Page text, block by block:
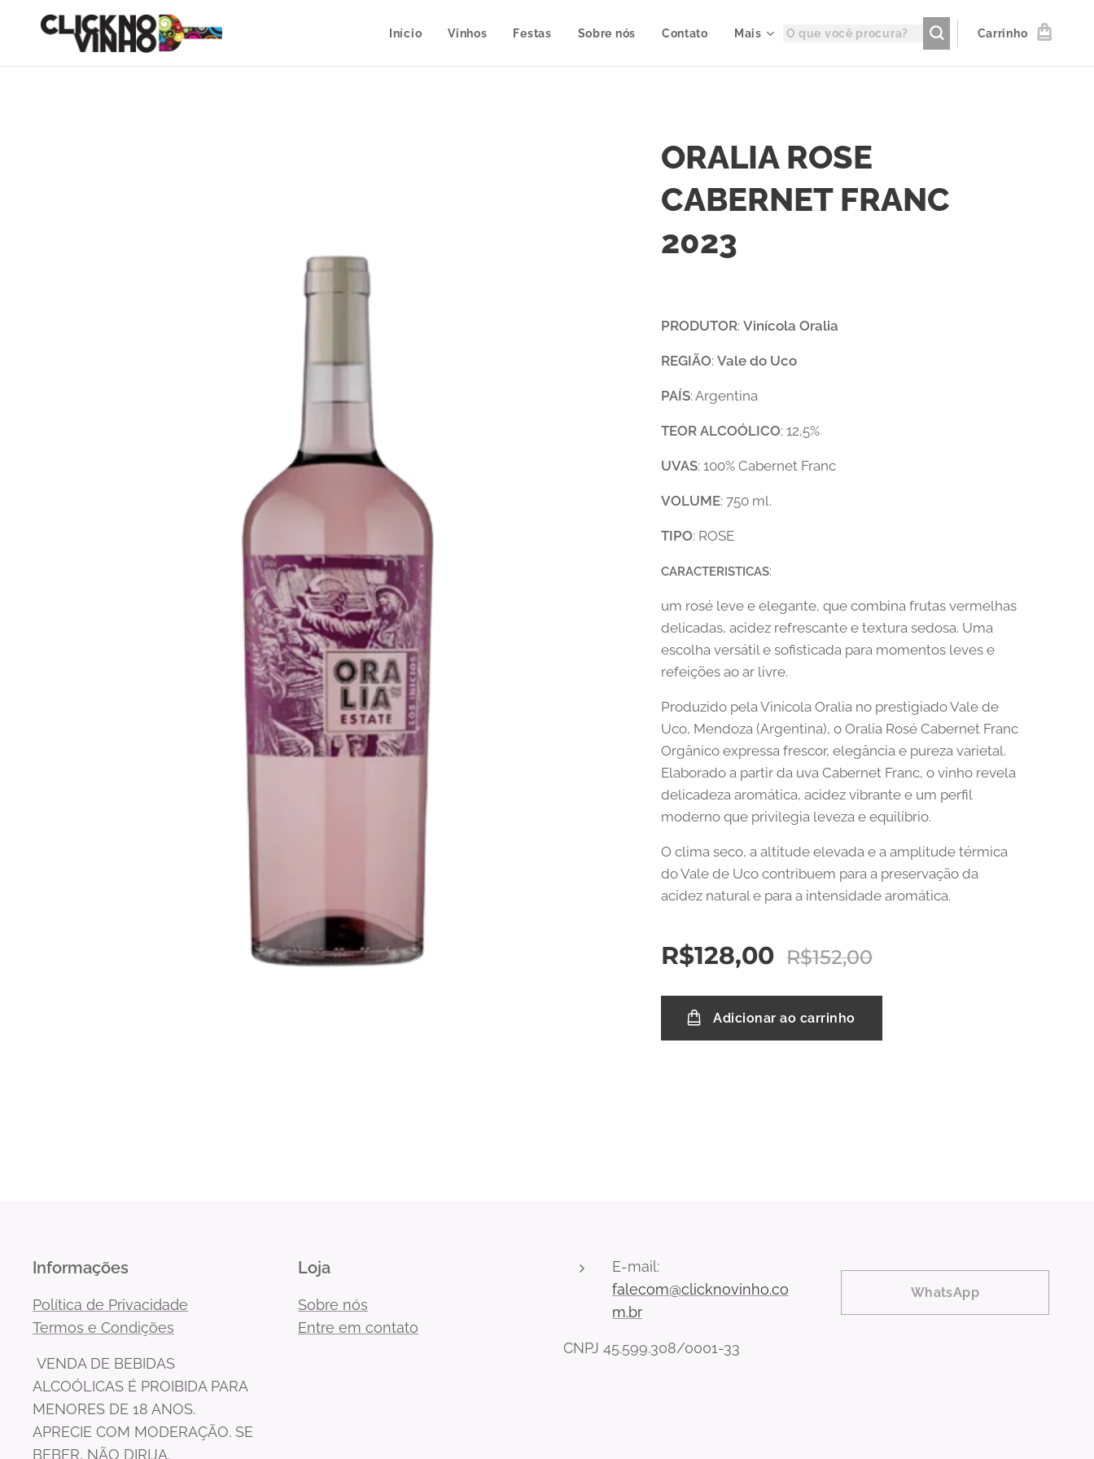
Início Vinhos Festas Sobre nós Contato Mais Carrinho
ORALIA ROSE
CABERNET FRANC
2023
PRODUTOR: Vinícola Oralia
REGIÃO: Vale do Uco
PAÍS: Argentina
TEOR ALCOÓLICO: 12,5%
UVAS: 100% Cabernet Franc
VOLUME: 750 ml.
TIPO: ROSE
CARACTERISTICAS:
um rosé leve e elegante, que combina frutas vermelhas
delicadas, acidez refrescante e textura sedosa. Uma
escolha versátil e sofisticada para momentos leves e
refeições ao ar livre.
Produzido pela Vinícola Oralia no prestigiado Vale de
Uco, Mendoza (Argentina), o Oralia Rosé Cabernet Franc
Orgânico expressa frescor, elegância e pureza varietal.
Elaborado a partir da uva Cabernet Franc, o vinho revela
delicadeza aromática, acidez vibrante e um perfil
moderno que privilegia leveza e equilíbrio.
O clima seco, a altitude elevada e a amplitude térmica
do Vale de Uco contribuem para a preservação da
acidez natural e para a intensidade aromática.
R$128,00 R$152,00
Adicionar ao carrinho
Informações
Política de Privacidade
Termos e Condições
VENDA DE BEBIDAS
ALCOÓLICAS É PROIBIDA PARA
MENORES DE 18 ANOS.
APRECIE COM MODERAÇÃO. SE
BEBER, NÃO DIRIJA.
Loja
Sobre nós
Entre em contato
E-mail:
falecom@clicknovinho.co
m.br
CNPJ 45.599.308/0001-33
WhatsApp